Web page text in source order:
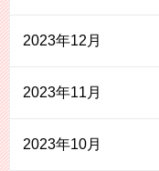
2023年12月
2023年11月
2023年10月